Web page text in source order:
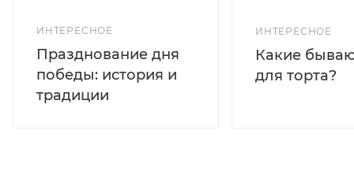
ИНТЕРЕСНОЕ
Празднование дня
победы: история и
традиции
ИНТЕРЕСНОЕ
Какие
для торта?